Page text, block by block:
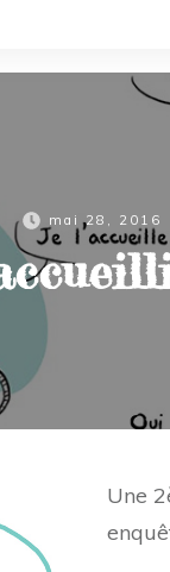
mai 28, 2016
Une